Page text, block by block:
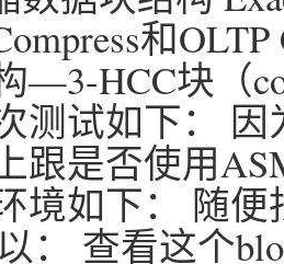
和
—3-HCC块（
测试如下：
跟是否使用
境如下： 随
： 查看这个